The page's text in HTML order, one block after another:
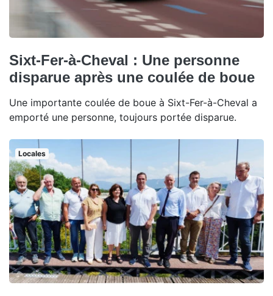
Sixt-Fer-à-Cheval : Une personne
disparue après une coulée de boue
Une importante coulée de boue à Sixt-Fer-à-Cheval a
emporté une personne, toujours portée disparue.
Locales